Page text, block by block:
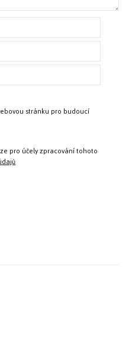
stránku pro budoucí
pro účely zpracování tohoto